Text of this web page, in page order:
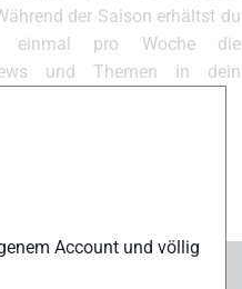
der Saison erhältst du
einmal pro Woche die
und Themen in dein
Account und völlig